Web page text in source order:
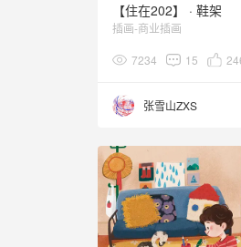
【住在202】 · 鞋架
插画-商业插画
7234 15
张雪山ZXS